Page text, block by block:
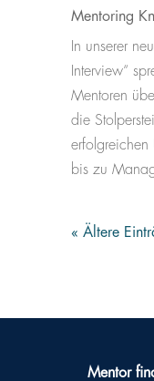
Mentoring
In unserer
Interview“
Mentoren
die
erfolgreichen
bis zu
« Ältere
Mentor